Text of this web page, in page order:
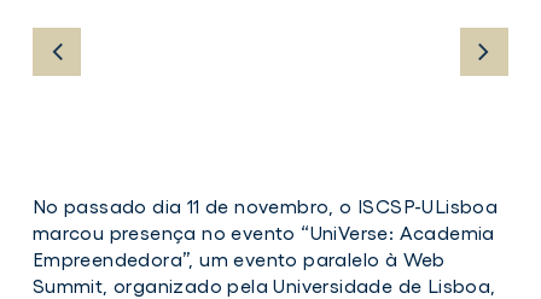
No passado dia 11 de novembro, o ISCSP-ULisboa
marcou presença no evento “UniVerse: Academia
Empreendedora”, um evento paralelo à Web
Summit, organizado pela Universidade de Lisboa,